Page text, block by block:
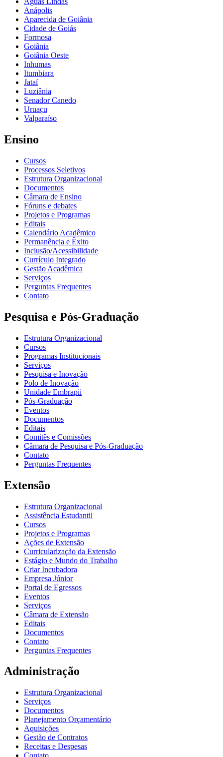
Anápolis
Aparecida de Goiânia
Cidade de Goiás
Formosa
Goiânia
Goiânia Oeste
Inhumas
Itumbiara
Jataí
Luziânia
Senador Canedo
Uruaçu
Valparaíso
Ensino
Cursos
Processos Seletivos
Estrutura Organizacional
Documentos
Câmara de Ensino
Fóruns e debates
Projetos e Programas
Editais
Calendário Acadêmico
Permanência e Êxito
Inclusão/Acessibilidade
Currículo Integrado
Gestão Acadêmica
Serviços
Perguntas Frequentes
Contato
Pesquisa e Pós-Graduação
Estrutura Organizacional
Cursos
Programas Institucionais
Serviços
Pesquisa e Inovação
Polo de Inovação
Unidade Embrapii
Pós-Graduação
Eventos
Documentos
Editais
Comitês e Comissões
Câmara de Pesquisa e Pós-Graduação
Contato
Perguntas Frequentes
Extensão
Estrutura Organizacional
Assistência Estudantil
Cursos
Projetos e Programas
Ações de Extensão
Curricularização da Extensão
Estágio e Mundo do Trabalho
Criar Incubadora
Empresa Júnior
Portal de Egressos
Eventos
Serviços
Câmara de Extensão
Editais
Documentos
Contato
Perguntas Frequentes
Administração
Estrutura Organizacional
Serviços
Documentos
Planejamento Orçamentário
Aquisições
Gestão de Contratos
Receitas e Despesas